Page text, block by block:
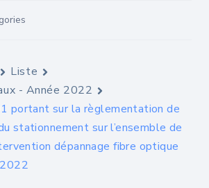
Liste
- Année 2022
portant sur la règlementation de
stationnement sur l’ensemble de
dépannage fibre optique